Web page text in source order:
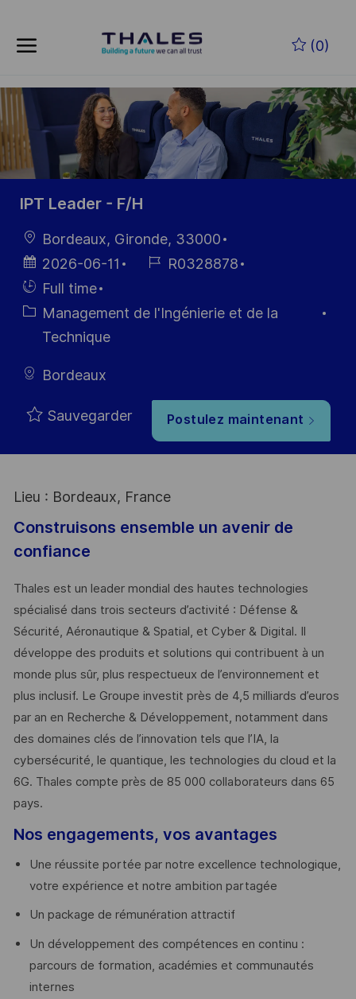
(0)
-
IPT Leader - F/H
localisation
Bordeaux, Gironde, 33000
Date
d’affichage
2026-06-11
Référence
R0328878
Hiring
Type
Full time
Catégorie
Management de l'Ingénierie et de la
Technique
Bordeaux
Sauvegarder Postulez maintenant
Lieu : Bordeaux, France
Construisons ensemble un avenir de
confiance
Thales est un leader mondial des hautes technologies
spécialisé dans trois secteurs d’activité : Défense &
Sécurité, Aéronautique & Spatial, et Cyber & Digital. Il
développe des produits et solutions qui contribuent à un
monde plus sûr, plus respectueux de l’environnement et
plus inclusif. Le Groupe investit près de 4,5 milliards d’euros
par an en Recherche & Développement, notamment dans
des domaines clés de l’innovation tels que l’IA, la
cybersécurité, le quantique, les technologies du cloud et la
6G. Thales compte près de 85 000 collaborateurs dans 65
pays. ​
Nos engagements, vos avantages
Une réussite portée par notre excellence technologique,
votre expérience et notre ambition partagée
Un package de rémunération attractif
Un développement des compétences en continu :
parcours de formation, académies et communautés
internes